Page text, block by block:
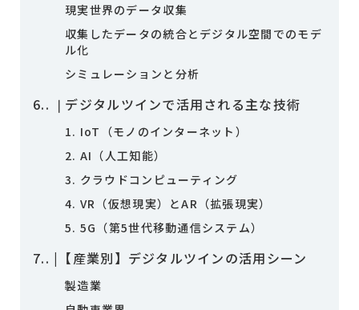
現実世界のデータ収集
収集したデータの統合とデジタル空間でのモデ
ル化
シミュレーションと分析
6. ❘デジタルツインで活用される主な技術
1. IoT（モノのインターネット）
2. AI（人工知能）
3. クラウドコンピューティング
4. VR（仮想現実）とAR（拡張現実）
5. 5G（第5世代移動通信システム）
7. |【産業別】デジタルツインの活用シーン
製造業